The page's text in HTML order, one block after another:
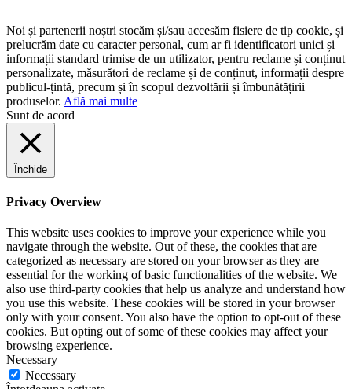
Noi și partenerii noștri stocăm și/sau accesăm fisiere de tip cookie, și
prelucrăm date cu caracter personal, cum ar fi identificatori unici și
informații standard trimise de un utilizator, pentru reclame și conținut
personalizate, măsurători de reclame și de conținut, informații despre
publicul-țintă, precum și în scopul dezvoltării și îmbunătățirii
produselor. Află mai multe
Sunt de acord
Închide
Privacy Overview
This website uses cookies to improve your experience while you
navigate through the website. Out of these, the cookies that are
categorized as necessary are stored on your browser as they are
essential for the working of basic functionalities of the website. We
also use third-party cookies that help us analyze and understand how
you use this website. These cookies will be stored in your browser
only with your consent. You also have the option to opt-out of these
cookies. But opting out of some of these cookies may affect your
browsing experience.
Necessary
Necessary